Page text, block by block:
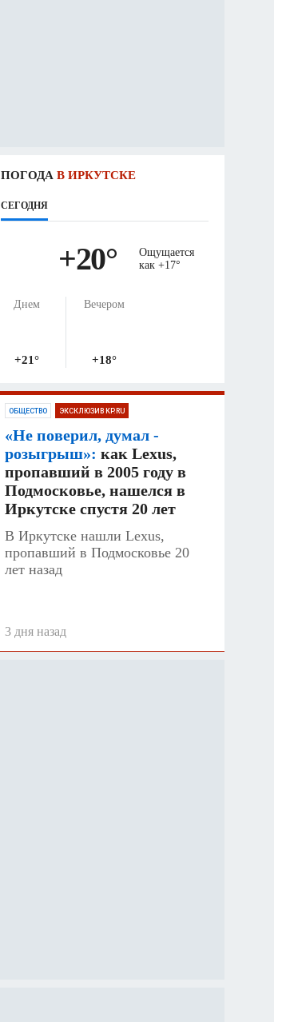
ПОГОДА В ИРКУТСКЕ
СЕГОДНЯ
+20°
Ощущается
как +17°
Днем
+21°
Вечером
+18°
ОБЩЕСТВО ЭКСКЛЮЗИВ KP.RU
«Не поверил, думал -
розыгрыш»: как Lexus,
пропавший в 2005 году в
Подмосковье, нашелся в
Иркутске спустя 20 лет
В Иркутске нашли Lexus,
пропавший в Подмосковье 20
лет назад
3 дня назад